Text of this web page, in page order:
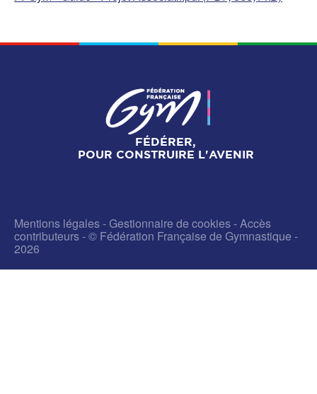
FÉDÉRER,
POUR CONSTRUIRE L'AVENIR
Mentions légales-Gestionnaire de cookies-Accès
contributeurs- © Fédération Française de Gymnastique -
2026